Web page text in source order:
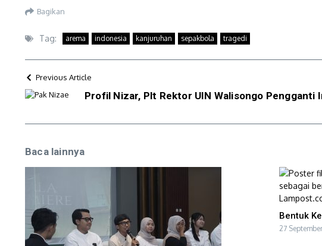
Bagikan
Tag: arema indonesia kanjuruhan sepakbola tragedi
Previous Article
Profil Nizar, Plt Rektor UIN Walisongo Pengganti
Baca lainnya
Bentuk
27